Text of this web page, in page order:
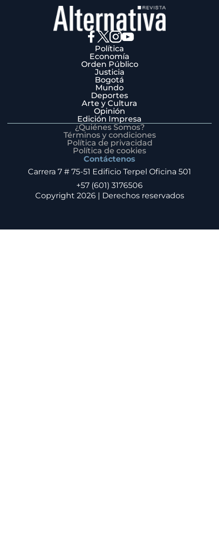
Política
Economía
Orden Público
Justicia
Bogotá
Mundo
Deportes
Arte y Cultura
Opinión
Edición Impresa
¿Quiénes Somos?
Términos y condiciones
Política de privacidad
Política de cookies
Contáctenos
Carrera 7 # 75-51 Edificio Terpel Oficina 501
+57 (601) 3176506
Copyright 2026 | Derechos reservados